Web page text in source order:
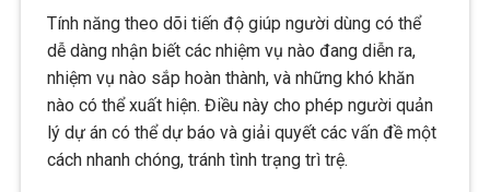
Tính năng theo dõi tiến độ giúp người dùng có thể
dễ dàng nhận biết các nhiệm vụ nào đang diễn ra,
nhiệm vụ nào sắp hoàn thành, và những khó khăn
nào có thể xuất hiện. Điều này cho phép người quản
lý dự án có thể dự báo và giải quyết các vấn đề một
cách nhanh chóng, tránh tình trạng trì trệ.